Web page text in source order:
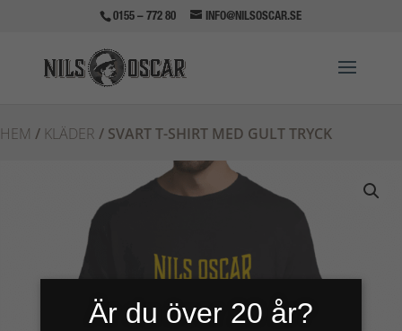
0155 – 772 80 INFO@NILSOSCAR.SE
HEM / KLÄDER / SVART T-SHIRT MED GULT TRYCK
Är du över 20 år?